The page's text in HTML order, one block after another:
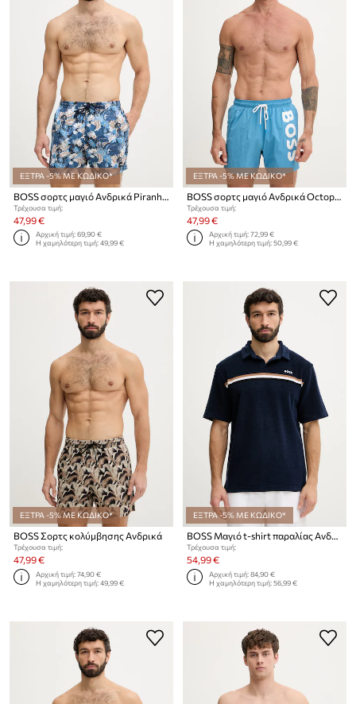
ΕΞΤΡΑ -5% ΜΕ ΚΩΔΙΚΟ*
BOSS σορτς μαγιό Ανδρικά Piranha
Τρέχουσα τιμή:
47,99 €
Αρχική τιμή:69,90 €
Η χαμηλότερη τιμή:49,99 €
ΕΞΤΡΑ -5% ΜΕ ΚΩΔΙΚΟ*
BOSS σορτς μαγιό Ανδρικά Octopus
Τρέχουσα τιμή:
47,99 €
Αρχική τιμή:72,99 €
Η χαμηλότερη τιμή:50,99 €
ΕΞΤΡΑ -5% ΜΕ ΚΩΔΙΚΟ*
BOSS Σορτς κολύμβησης Ανδρικά
Τρέχουσα τιμή:
47,99 €
Αρχική τιμή:74,90 €
Η χαμηλότερη τιμή:49,99 €
ΕΞΤΡΑ -5% ΜΕ ΚΩΔΙΚΟ*
BOSS Μαγιό t-shirt παραλίας Ανδρικό
Τρέχουσα τιμή:
54,99 €
Αρχική τιμή:84,90 €
Η χαμηλότερη τιμή:56,99 €